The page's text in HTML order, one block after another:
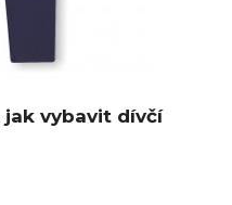
jak vybavit dívčí